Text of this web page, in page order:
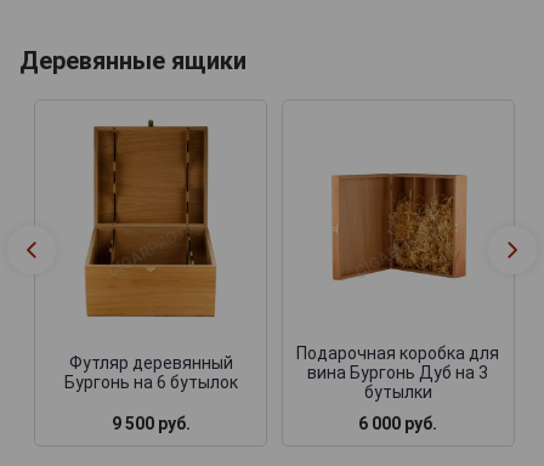
Деревянные ящики
Футляр деревянный
Бургонь на 6 бутылок
9 500 руб.
Подарочная коробка для
вина Бургонь Дуб на 3
бутылки
6 000 руб.